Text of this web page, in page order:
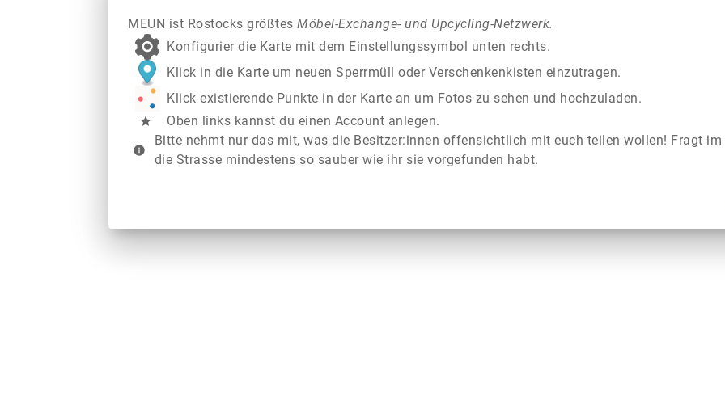
MEUN ist Rostocks größtesMöbel-Exchange- und Upcycling-Netzwerk.
Konfigurier die Karte mit dem Einstellungssymbol unten rechts.
Klick in die Karte um neuen Sperrmüll oder Verschenkenkisten einzutragen.
Klick existierende Punkte in der Karte an um Fotos zu sehen und hochzuladen.
star Oben links kannst du einen Account anlegen.
info
Bitte nehmt nur das mit, was die Besitzer:innen offensichtlich mit euch teilen wollen! Fragt
die Strasse mindestens so sauber wie ihr sie vorgefunden habt.